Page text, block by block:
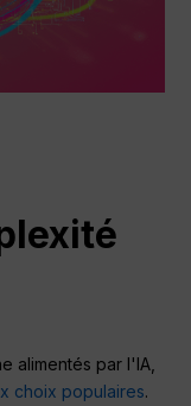
alimentés par l'IA,
choix populaires.